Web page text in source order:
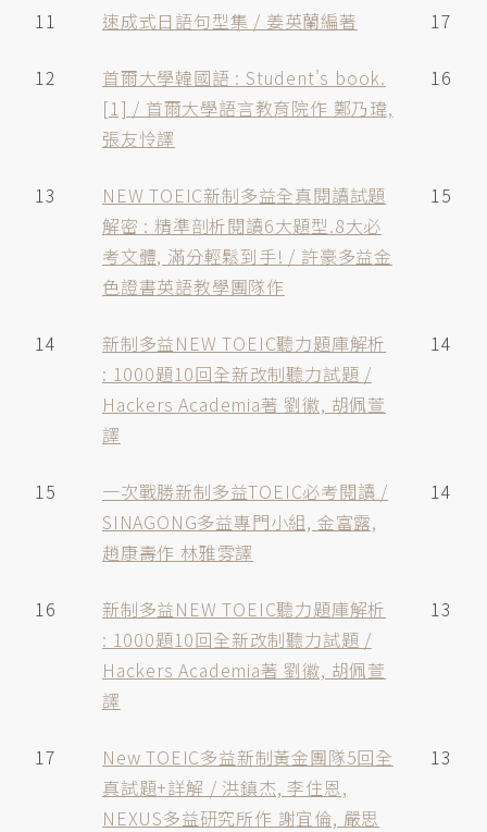
11 速成式日語句型集 / 姜英蘭編著 17
12
首爾大學韓國語 : Student's book.
[1] / 首爾大學語言教育院作 鄭乃瑋,
張友怜譯
16
13
NEW TOEIC新制多益全真閱讀試題
解密 : 精準剖析閱讀6大題型.8大必
考文體, 滿分輕鬆到手! / 許豪多益金
色證書英語教學團隊作
15
14
新制多益NEW TOEIC聽力題庫解析
: 1000題10回全新改制聽力試題 /
Hackers Academia著 劉徽, 胡佩萱
譯
14
15
一次戰勝新制多益TOEIC必考閱讀 /
SINAGONG多益專門小組, 金富露,
趙康壽作 林雅雰譯
14
16
新制多益NEW TOEIC聽力題庫解析
: 1000題10回全新改制聽力試題 /
Hackers Academia著 劉徽, 胡佩萱
譯
13
17
New TOEIC多益新制黃金團隊5回全
真試題+詳解 / 洪鎮杰, 李住恩,
NEXUS多益研究所作 謝宜倫, 嚴思
13